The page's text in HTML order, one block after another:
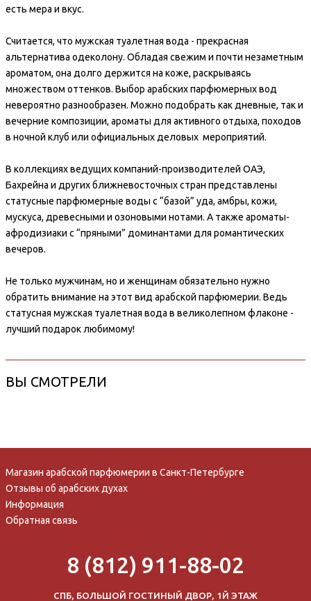
есть мера и вкус.
Считается, что мужская туалетная вода - прекрасная
альтернатива одеколону. Обладая свежим и почти незаметным
ароматом, она долго держится на коже, раскрываясь
множеством оттенков. Выбор арабских парфюмерных вод
невероятно разнообразен. Можно подобрать как дневные, так и
вечерние композиции, ароматы для активного отдыха, походов
в ночной клуб или официальных деловых мероприятий.
В коллекциях ведущих компаний-производителей ОАЭ,
Бахрейна и других ближневосточных стран представлены
статусные парфюмерные воды с “базой” уда, амбры, кожи,
мускуса, древесными и озоновыми нотами. А также ароматы-
афродизиаки с “пряными” доминантами для романтических
вечеров.
Не только мужчинам, но и женщинам обязательно нужно
обратить внимание на этот вид арабской парфюмерии. Ведь
статусная мужская туалетная вода в великолепном флаконе -
лучший подарок любимому!
ВЫ СМОТРЕЛИ
Магазин арабской парфюмерии в Санкт-Петербурге
Отзывы об арабских духах
Информация
Обратная связь
8 (812) 911-88-02
СПБ, БОЛЬШОЙ ГОСТИНЫЙ ДВОР, 1Й ЭТАЖ